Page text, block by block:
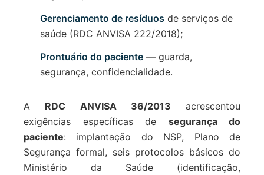
Gerenciamento de resíduos de serviços de
saúde (RDC ANVISA 222/2018);
Prontuário do paciente — guarda,
segurança, confidencialidade.
A RDC ANVISA 36/2013 acrescentou
exigências específicas de segurança do
paciente: implantação do NSP, Plano de
Segurança formal, seis protocolos básicos do
Ministério da Saúde (identificação,